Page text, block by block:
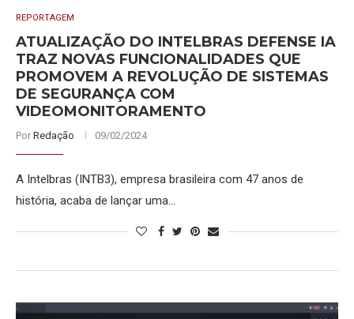
REPORTAGEM
ATUALIZAÇÃO DO INTELBRAS DEFENSE IA
TRAZ NOVAS FUNCIONALIDADES QUE
PROMOVEM A REVOLUÇÃO DE SISTEMAS
DE SEGURANÇA COM
VIDEOMONITORAMENTO
Por Redação 09/02/2024
A Intelbras (INTB3), empresa brasileira com 47 anos de
história, acaba de lançar uma…